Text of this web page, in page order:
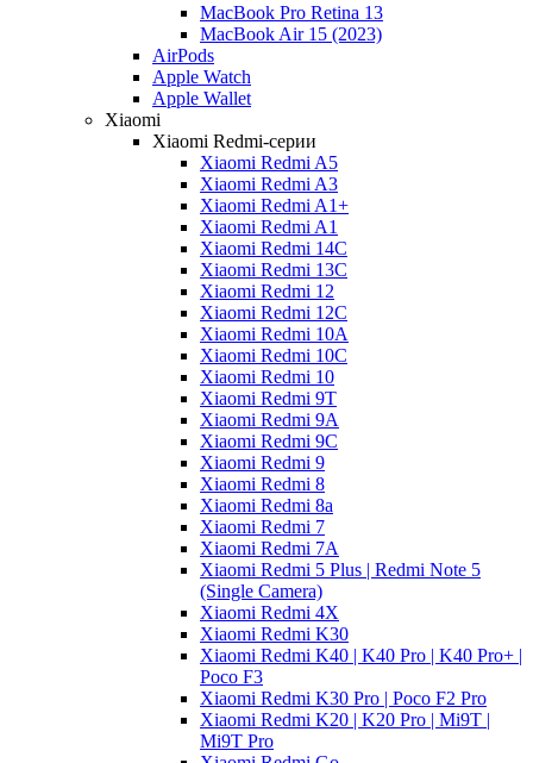
MacBook Pro Retina 13
MacBook Air 15 (2023)
AirPods
Apple Watch
Apple Wallet
Xiaomi
Xiaomi Redmi-серии
Xiaomi Redmi A5
Xiaomi Redmi A3
Xiaomi Redmi A1+
Xiaomi Redmi A1
Xiaomi Redmi 14C
Xiaomi Redmi 13C
Xiaomi Redmi 12
Xiaomi Redmi 12C
Xiaomi Redmi 10A
Xiaomi Redmi 10C
Xiaomi Redmi 10
Xiaomi Redmi 9T
Xiaomi Redmi 9A
Xiaomi Redmi 9C
Xiaomi Redmi 9
Xiaomi Redmi 8
Xiaomi Redmi 8a
Xiaomi Redmi 7
Xiaomi Redmi 7A
Xiaomi Redmi 5 Plus | Redmi Note 5
(Single Camera)
Xiaomi Redmi 4X
Xiaomi Redmi K30
Xiaomi Redmi K40 | K40 Pro | K40 Pro+ |
Poco F3
Xiaomi Redmi K30 Pro | Poco F2 Pro
Xiaomi Redmi K20 | K20 Pro | Mi9T |
Mi9T Pro